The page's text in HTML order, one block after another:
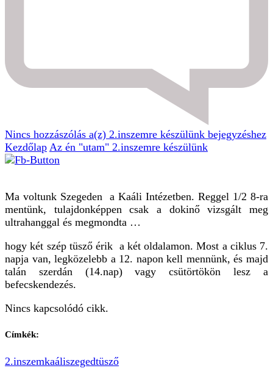
Nincs hozzászólás a(z) 2.inszemre készülünk bejegyzéshez
Kezdőlap Az én "utam" 2.inszemre készülünk
Ma voltunk Szegeden a Kaáli Intézetben. Reggel 1/2 8-ra
mentünk, tulajdonképpen csak a dokinő vizsgált meg
ultrahanggal és megmondta …
hogy két szép tüsző érik a két oldalamon. Most a ciklus 7.
napja van, legközelebb a 12. napon kell mennünk, és majd
talán szerdán (14.nap) vagy csütörtökön lesz a
befecskendezés.
Nincs kapcsolódó cikk.
Címkék:
2.inszemkaáliszegedtüsző